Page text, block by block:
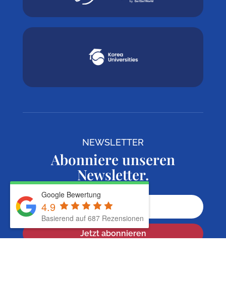
Google Bewertung
4.9
Basierend auf 687 Rezensionen
NEWSLETTER
Abonniere unseren
Newsletter.
Jetzt abonnieren